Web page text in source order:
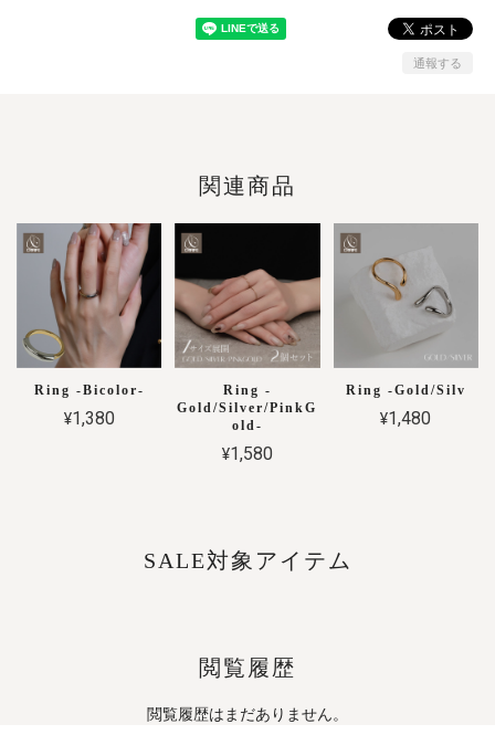
通報する
関連商品
Ring -Bicolor-
¥1,380
Ring -
Gold/Silver/PinkG
old-
¥1,580
Ring -Gold/Silv
¥1,480
SALE対象アイテム
閲覧履歴
閲覧履歴はまだありません。